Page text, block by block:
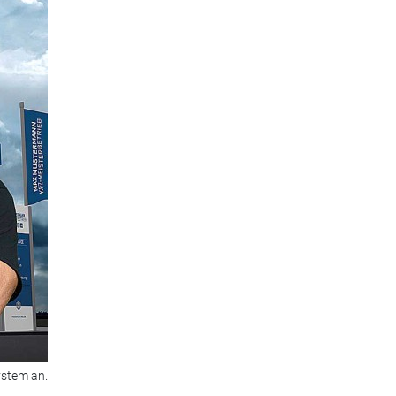
an.